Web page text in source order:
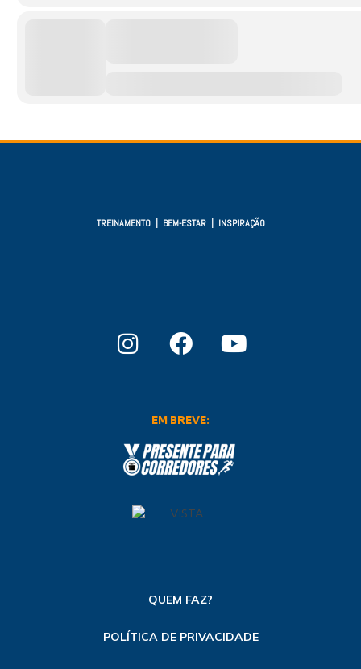
TREINAMENTO | BEM-ESTAR | INSPIRAÇÃO
EM BREVE:
QUEM FAZ?
POLÍTICA DE PRIVACIDADE